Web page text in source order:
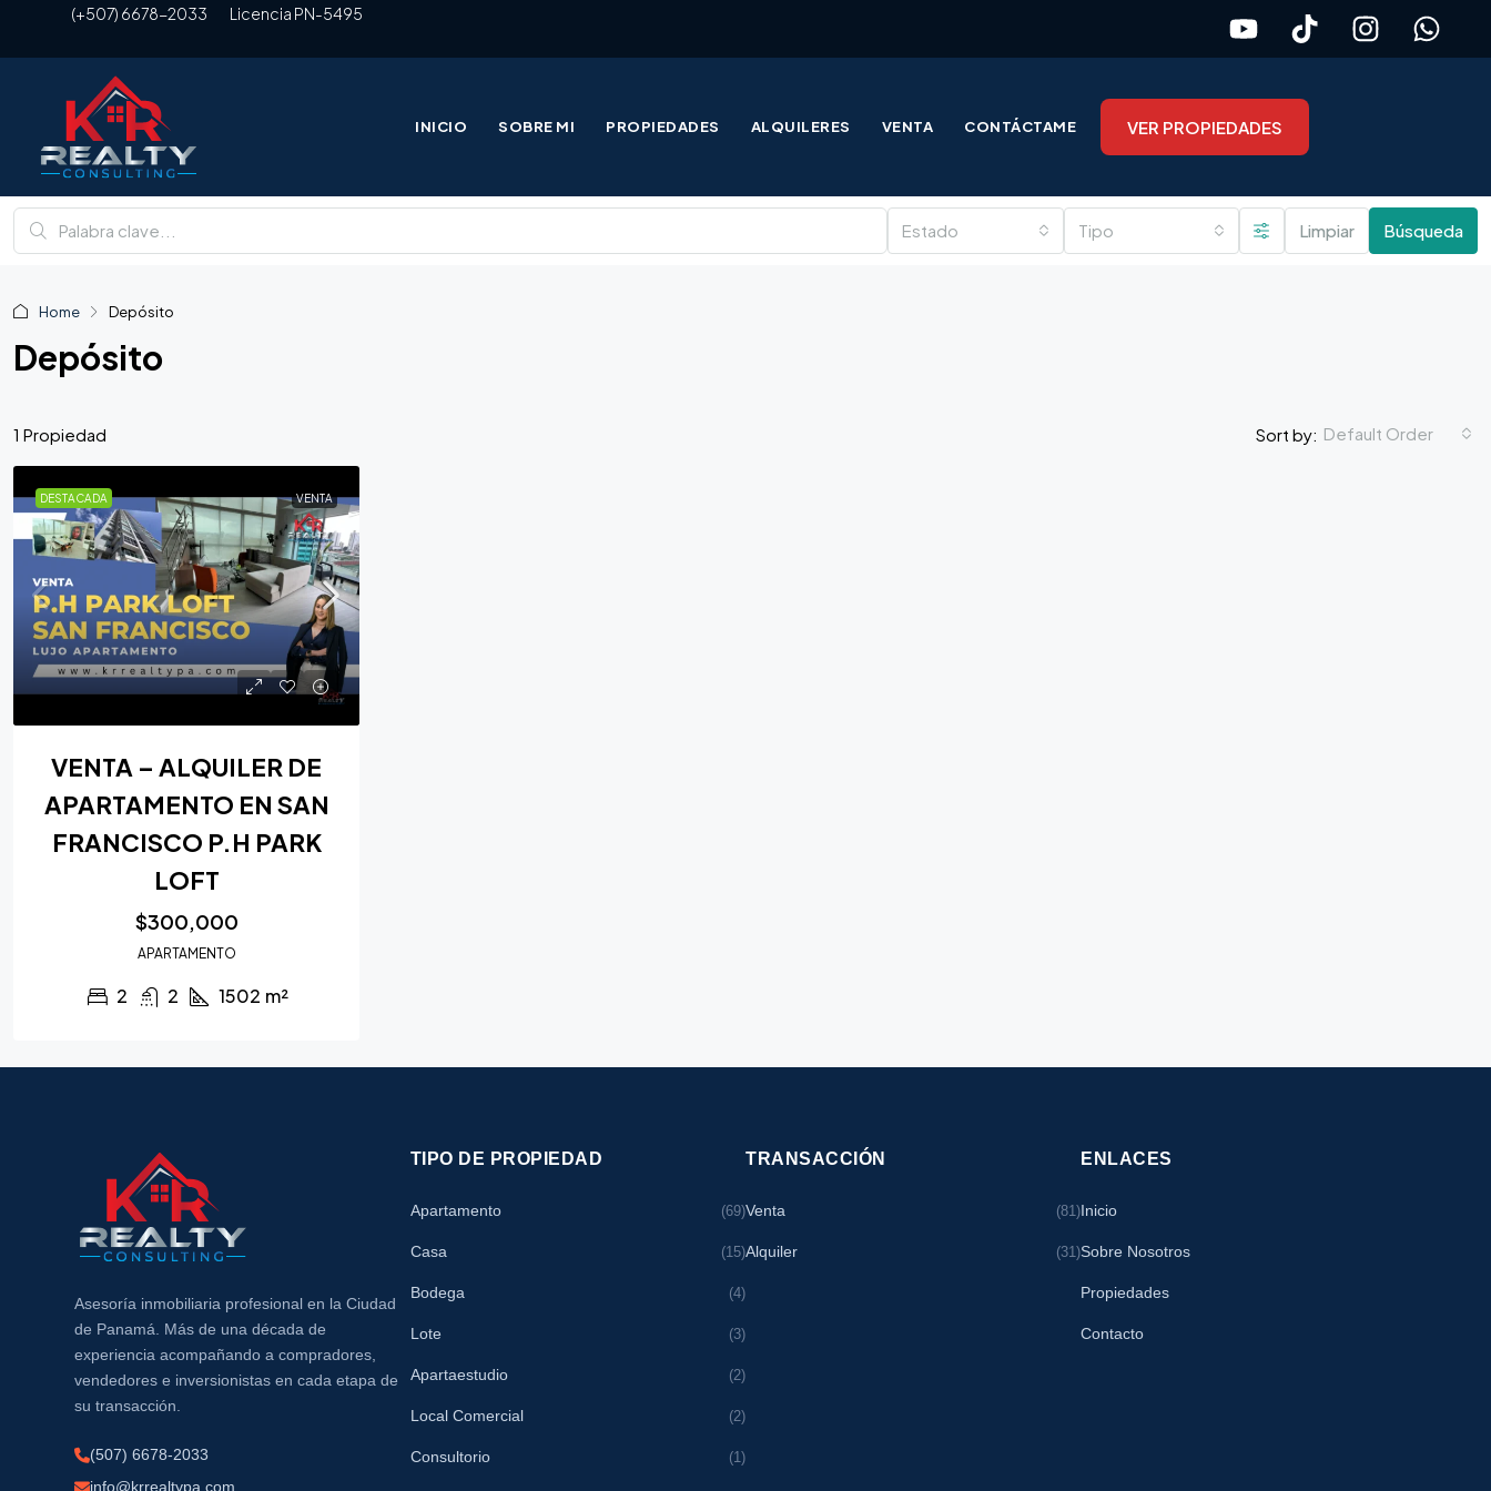
(+507) 6678-2033 Licencia PN-5495
INICIO SOBRE MI PROPIEDADES ALQUILERES VENTA CONTÁCTAME VER PROPIEDADES
Estado Tipo Limpiar Búsqueda
Home Depósito
Depósito
1 Propiedad Sort by: Default Order
DESTACADA VENTA
VENTA – ALQUILER DE
APARTAMENTO EN SAN
FRANCISCO P.H PARK
LOFT
$300,000
APARTAMENTO
2 2 1502 m²
Asesoría inmobiliaria profesional en la Ciudad
de Panamá. Más de una década de
experiencia acompañando a compradores,
vendedores e inversionistas en cada etapa de
su transacción.
(507) 6678-2033
info@krrealtypa.com
TIPO DE PROPIEDAD
Apartamento (69)
Casa (15)
Bodega (4)
Lote (3)
Apartaestudio (2)
Local Comercial (2)
Consultorio (1)
TRANSACCIÓN
Venta (81)
Alquiler (31)
ENLACES
Inicio
Sobre Nosotros
Propiedades
Contacto